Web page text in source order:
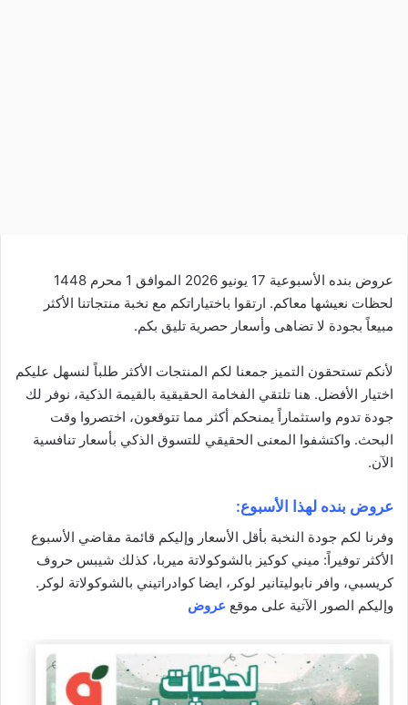
عروض بنده الأسبوعية 17 يونيو 2026 الموافق 1 محرم 1448
لحظات نعيشها معاكم. ارتقوا باختياراتكم مع نخبة منتجاتنا الأكثر
مبيعاً بجودة لا تضاهى وأسعار حصرية تليق بكم.
لأنكم تستحقون التميز جمعنا لكم المنتجات الأكثر طلباً لنسهل عليكم
اختيار الأفضل. هنا تلتقي الفخامة الحقيقية بالقيمة الذكية، نوفر لك
جودة تدوم واستثماراً يمنحكم أكثر مما تتوقعون، اختصروا وقت
البحث. واكتشفوا المعنى الحقيقي للتسوق الذكي بأسعار تنافسية
الآن.
عروض بنده لهذا الأسبوع:
وفرنا لكم جودة النخبة بأقل الأسعار وإليكم قائمة مقاضي الأسبوع
الأكثر توفيراً: ميني كوكيز بالشوكولاتة ميربا، كذلك شيبس حروف
كريسبي، وافر نابوليتانير لوكر، ايضا كوادراتيني بالشوكولاتة لوكر.
وإليكم الصور الآتية على موقع عروض